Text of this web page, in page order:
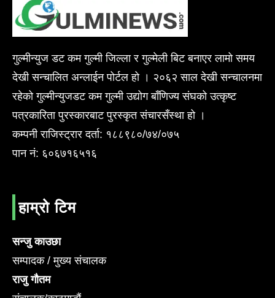
गुल्मीन्युज डट कम गुल्मी जिल्ला र गुल्मेली बिट बनाएर लामो समय
देखी सन्चालित अन्लाईन पोर्टल हो । २०६२ साल देखी सन्चालनमा
रहेको गुल्मीन्युजडट कम गुल्मी उद्योग बाँणिज्य संघको उत्कृष्ट
पत्रकारिता पुरस्कारबाट पुरस्कृत संचारसँस्था हो ।
कम्पनी राजिस्ट्रार दर्ता: १८८९८०/७४/०७५
पान नं: ६०६७१६५१६
हाम्रो टिम
सन्जु काउछा
सम्पादक / मुख्य संचालक
राजु गौतम